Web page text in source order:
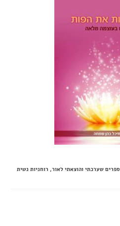
ספרים שערכתי והוצאתי לאור, רוחניות נשית